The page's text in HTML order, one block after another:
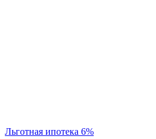
Льготная ипотека 6%